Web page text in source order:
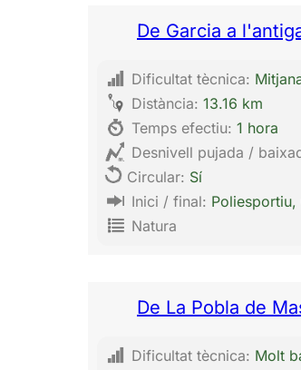
De Garcia a
Dificultat tècnica:
Distància: 13.16 km
Temps efectiu: 1 hora
Desnivell pujada /
Circular: Sí
Inici / final: Poliesportiu,
Natura
De La Pobla de
Dificultat tècnica: Molt